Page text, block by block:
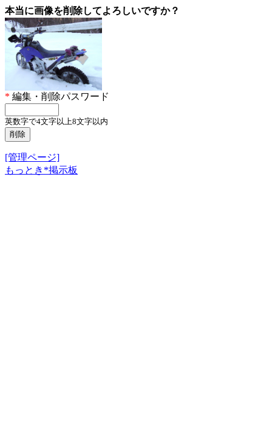
本当に画像を削除してよろしいですか？
* 編集・削除パスワード
英数字で4文字以上8文字以内
[管理ページ]
もっとき*掲示板